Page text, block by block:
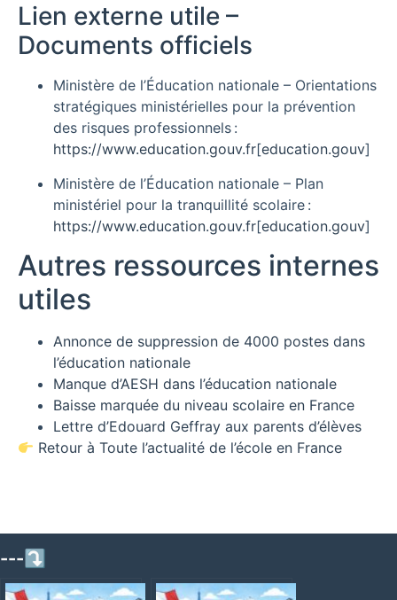
Lien externe utile –
Documents officiels
Ministère de l’Éducation nationale – Orientations
stratégiques ministérielles pour la prévention
des risques professionnels :
https://www.education.gouv.fr[education.gouv]​
Ministère de l’Éducation nationale – Plan
ministériel pour la tranquillité scolaire :
https://www.education.gouv.fr[education.gouv]​
Autres ressources internes
utiles
Annonce de suppression de 4000 postes dans
l’éducation nationale
Manque d’AESH dans l’éducation nationale
Baisse marquée du niveau scolaire en France
Lettre d’Edouard Geffray aux parents d’élèves
Retour à Toute l’actualité de l’école en France
---⤵